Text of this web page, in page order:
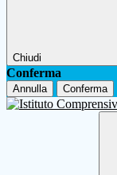
Chiudi
Conferma
Annulla Conferma